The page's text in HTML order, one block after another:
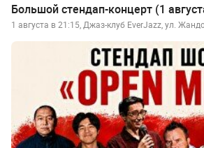
Большой стендап-концерт (1
1 августа в 21:15, Джаз-клуб EverJazz, ул.